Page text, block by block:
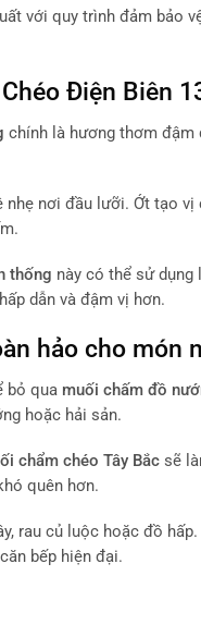
với quy trình đảm bảo
Điện Biên
chính là hương thơm đậm
nơi đầu lưỡi. Ớt tạo
thống này có thể sử dụng
dẫn và đậm vị hơn.
hảo cho món
bỏ qua muối chấm đồ
hoặc hải sản.
chẩm chéo Tây Bắc sẽ
quên hơn.
rau củ luộc hoặc đồ
bếp hiện đại.